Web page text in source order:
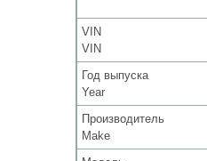
VIN
VIN
Год выпуска
Year
Производитель
Make